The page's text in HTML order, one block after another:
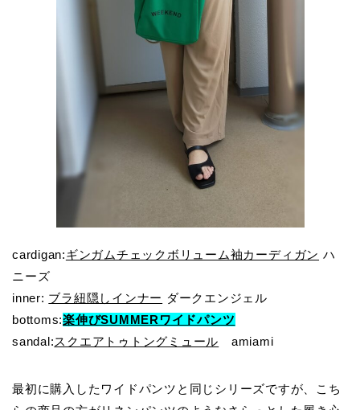
cardigan:ギンガムチェックボリューム袖カーディガン ハ
ニーズ
inner: ブラ紐隠しインナー ダークエンジェル
bottoms:楽伸びSUMMERワイドパンツ
sandal:スクエアトゥトングミュール amiami
最初に購入したワイドパンツと同じシリーズですが、こち